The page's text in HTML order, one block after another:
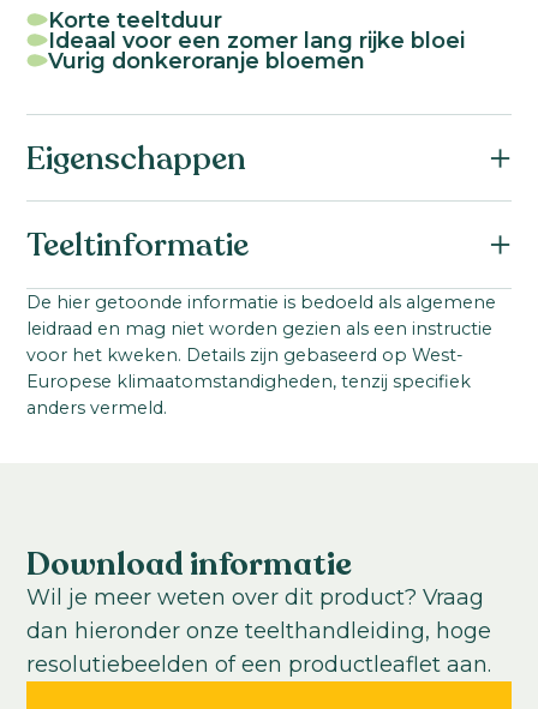
Korte teeltduur
Ideaal voor een zomer lang rijke bloei
Vurig donkeroranje bloemen
Eigenschappen
Antirrhinum majus F1
Familie:
Scrophulariaceae / Plantaginaceae
Serienaam:
Antibes I
Status:
Teeltinformatie
Startmateriaal:
Gepilleerd zaad Zaad
Steellengte:
80-100cm
Teelttemperatuur:
Koel
Teeltduur tot jonge plant:
4-5weken
De hier getoonde informatie is bedoeld als algemene
leidraad en mag niet worden gezien als een instructie
voor het kweken. Details zijn gebaseerd op West-
Europese klimaatomstandigheden, tenzij specifiek
anders vermeld.
Download informatie
Wil je meer weten over dit product? Vraag
dan hieronder onze teelthandleiding, hoge
resolutiebeelden of een productleaflet aan.